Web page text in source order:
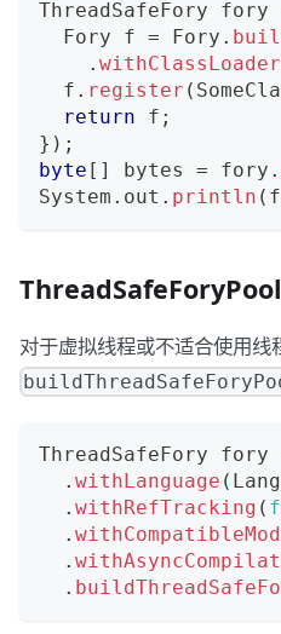
ThreadSafeFory fory
Fory f = Fory .
. withClassLoader
  f
. register (
return f ;
} ) ;
byte [ ] bytes = fory .
System . out . println (
ThreadSafeForyPool
对于虚拟线程或不适合使用线
ThreadSafeFory fory
. withLanguage (
. withRefTracking (
.
.
.